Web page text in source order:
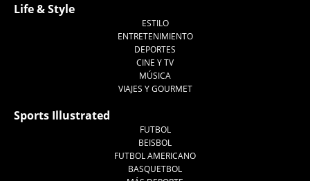
Life & Style
ESTILO
ENTRETENIMIENTO
DEPORTES
CINE Y TV
MÚSICA
VIAJES Y GOURMET
Sports Illustrated
FUTBOL
BEISBOL
FUTBOL AMERICANO
BASQUETBOL